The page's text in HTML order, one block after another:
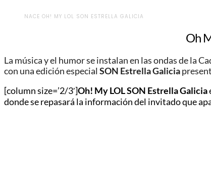
NACE OH! MY LOL SON ESTRELLA GALICIA
Oh
La música y el humor se instalan en las ondas de la
con una edición especial SON Estrella Galicia
[column size=’2/3′]Oh! My LOL SON Estrella Galicia
donde se repasará la información del invitado que